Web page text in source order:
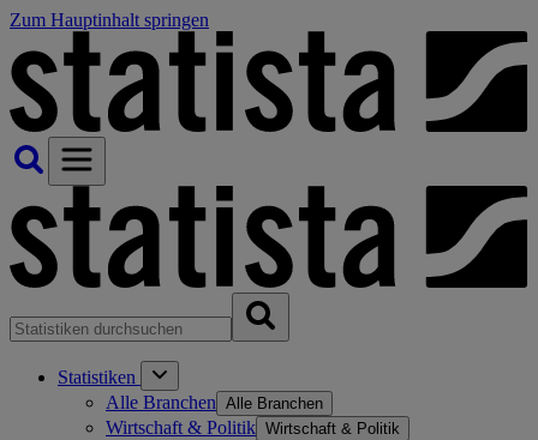
Zum Hauptinhalt springen
Statistiken
Alle Branchen Alle Branchen
Wirtschaft & Politik Wirtschaft & Politik